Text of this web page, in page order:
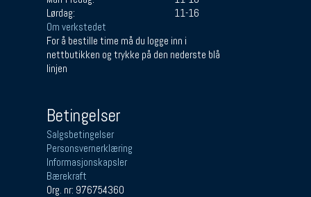
Lørdag:
11-16
Om verkstedet
For å bestille time må du logge inn i
nettbutikken og trykke på den nederste blå
linjen
Betingelser
Salgsbetingelser
Personsvernerklæring
Informasjonskapsler
Bærekraft
Org. nr: 976754360